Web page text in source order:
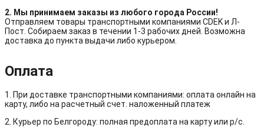
2. Мы принимаем заказы из любого города России!
Отправляем товары транспортными компаниями CDEK и Л-
Пост. Собираем заказ в течении 1-3 рабочих дней. Возможна
доставка до пункта выдачи либо курьером.
Оплата
1. При доставке транспортными компаниями: оплата онлайн на
карту, либо на расчетный счет. наложенный платеж
2. Курьер по Белгороду: полная предоплата на карту или р/с.